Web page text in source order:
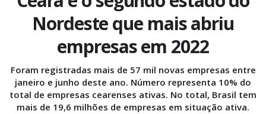
Nordeste que mais abriu
empresas em 2022
Foram registradas mais de 57 mil novas empresas entre
janeiro e junho deste ano. Número representa 10% do
total de empresas cearenses ativas. No total, Brasil tem
mais de 19,6 milhões de empresas em situação ativa.